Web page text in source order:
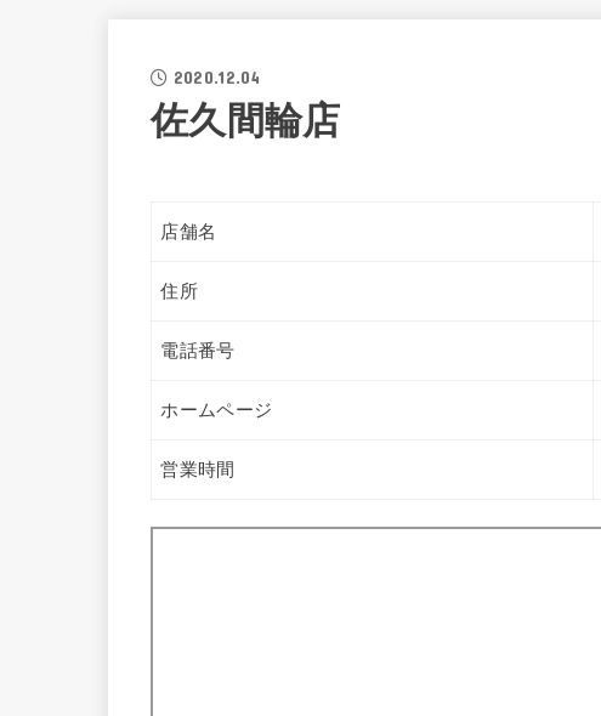
2020.12.04
佐久間輪店
店舗名
住所
電話番号
ホームページ
営業時間